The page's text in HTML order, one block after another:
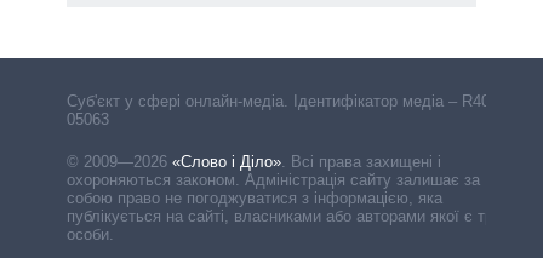
Cуб'єкт у сфері онлайн-медіа. Ідентифікатор медіа – R40-
05063
© 2009—2026 «Слово і Діло» Всі права захищені і
охороняються законом. Адміністрація сайту залишає за
собою право не погоджуватися з інформацією, яка
публікується на сайті, власниками або авторами якої є треті
особи.